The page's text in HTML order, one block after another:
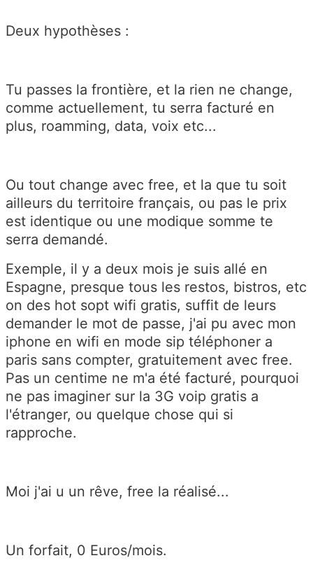
Deux hypothèses :
Tu passes la frontière, et la rien ne change,
comme actuellement, tu serra facturé en
plus, roamming, data, voix etc...
Ou tout change avec free, et la que tu soit
ailleurs du territoire français, ou pas le prix
est identique ou une modique somme te
serra demandé.
Exemple, il y a deux mois je suis allé en
Espagne, presque tous les restos, bistros, etc
on des hot sopt wifi gratis, suffit de leurs
demander le mot de passe, j'ai pu avec mon
iphone en wifi en mode sip téléphoner a
paris sans compter, gratuitement avec free.
Pas un centime ne m'a été facturé, pourquoi
ne pas imaginer sur la 3G voip gratis a
l'étranger, ou quelque chose qui si
rapproche.
Moi j'ai u un rêve, free la réalisé...
Un forfait, 0 Euros/mois.